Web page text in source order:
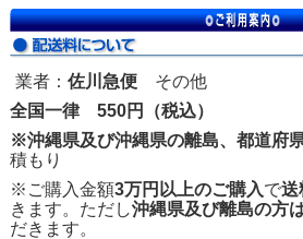
業者： 佐川急便その他
全国一律 550円（税込）
※沖縄県及び沖縄県の離島、都道府
積もり
※ご購入金額3万円以上のご購入で送
きます。ただし沖縄県及び離島の方
だきます。